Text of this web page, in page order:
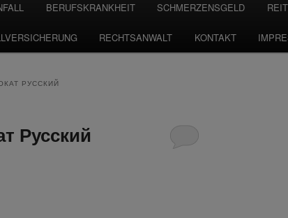
BERUFSKRANKHEIT SCHMERZENSGELD
RECHTSANWALT KONTAKT
РУССКИЙ
Русский